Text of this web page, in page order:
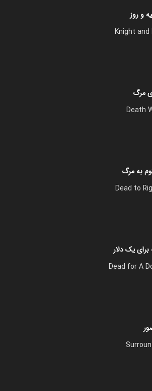
و روز
Knight and
مرگ
Death
به مرگ
Dead to
یک دلار
Dead for A